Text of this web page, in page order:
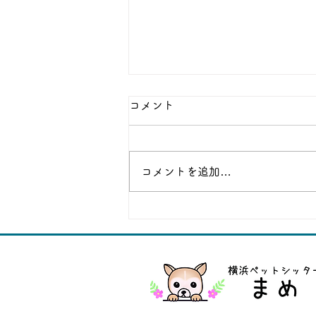
ちょこちゃん
コメント
コメントを追加…